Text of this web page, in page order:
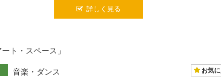
詳しく見る
ト・スペース」
音楽・ダンス お気